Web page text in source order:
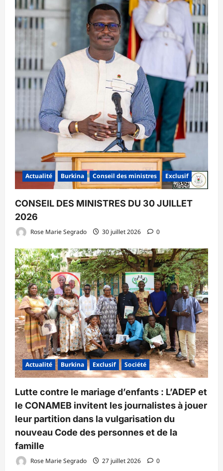
Actualité Burkina Conseil des ministres Exclusif
CONSEIL DES MINISTRES DU 30 JUILLET
2026
Rose Marie Segrado 30 juillet 2026 0
Actualité Burkina Exclusif Société
Lutte contre le mariage d’enfants : L’ADEP et
le CONAMEB invitent les journalistes à jouer
leur partition dans la vulgarisation du
nouveau Code des personnes et de la
famille
Rose Marie Segrado 27 juillet 2026 0